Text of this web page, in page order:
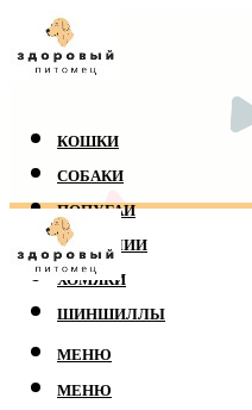
КОШКИ
СОБАКИ
ПОПУГАИ
РЕПТИЛИИ
ХОМЯКИ
ШИНШИЛЛЫ
МЕНЮ
МЕНЮ